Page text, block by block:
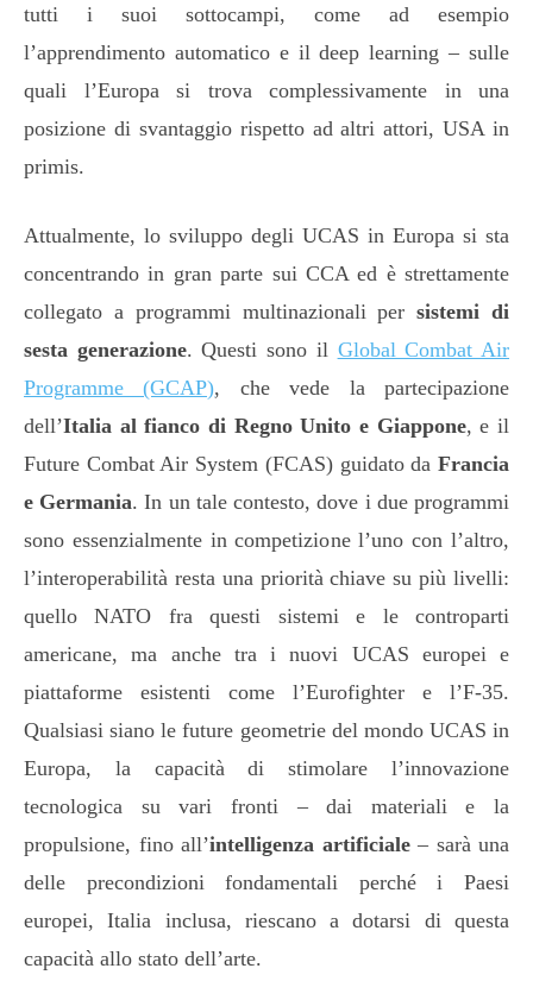
tutti i suoi sottocampi, come ad esempio
l’apprendimento automatico e il deep learning – sulle
quali l’Europa si trova complessivamente in una
posizione di svantaggio rispetto ad altri attori, USA in
primis.
Attualmente, lo sviluppo degli UCAS in Europa si sta
concentrando in gran parte sui CCA ed è strettamente
collegato a programmi multinazionali persistemi di
sesta generazione. Questi sono il Global Combat Air
Programme (GCAP), che vede la partecipazione
dell’Italia al fianco di Regno Unito e Giappone, e il
Future Combat Air System (FCAS) guidato da Francia
e Germania. In un tale contesto, dove i due programmi
sono essenzialmente in competizione l’uno con l’altro,
l’interoperabilità resta una priorità chiave su più livelli:
quello NATO fra questi sistemi e le controparti
americane, ma anche tra i nuovi UCAS europei e
piattaforme esistenti come l’Eurofighter e l’F-35.
Qualsiasi siano le future geometrie del mondo UCAS in
Europa, la capacità di stimolare l’innovazione
tecnologica su vari fronti – dai materiali e la
propulsione, fino all’intelligenza artificiale– sarà una
delle precondizioni fondamentali perché i Paesi
europei, Italia inclusa, riescano a dotarsi di questa
capacità allo stato dell’arte.